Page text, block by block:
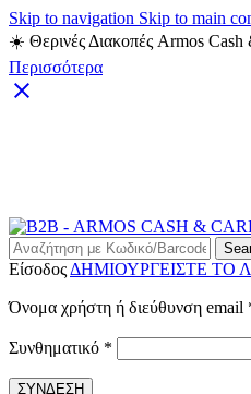
Skip to navigation Skip to main
☀️ Θερινές Διακοπές Armos Cash
Περισσότερα
Είσοδος ΔΗΜΙΟΥΡΓΕΙΣΤΕ ΤΟ
Όνομα χρήστη ή διεύθυνση email
Συνθηματικό *
ΣΥΝΔΕΣΗ